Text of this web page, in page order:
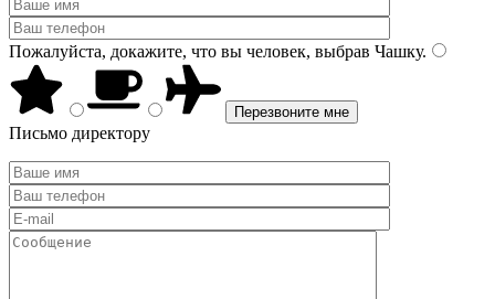
Пожалуйста, докажите, что вы человек, выбрав Чашку.
Письмо директору